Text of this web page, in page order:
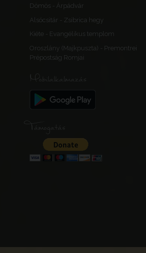
Dömös - Árpádvár
Alsócsitár - Zsibrica hegy
Kiéte - Evangélikus templom
Oroszlány (Majkpuszta) - Premontrei
Prépostság Romjai
Mobilalkalmazás
Támogatás